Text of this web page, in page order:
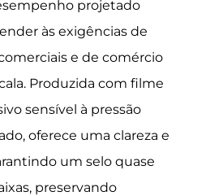
projetado
às exigências de
e de comércio
Produzida com filme
sensível à pressão
oferece uma clareza e
um selo quase
preservando